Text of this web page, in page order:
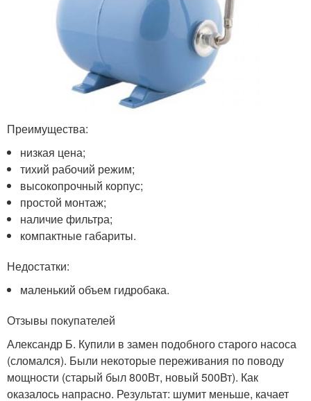
Преимущества:
низкая цена;
тихий рабочий режим;
высокопрочный корпус;
простой монтаж;
наличие фильтра;
компактные габариты.
Недостатки:
маленький объем гидробака.
Отзывы покупателей
Александр Б. Купили в замен подобного старого насоса
(сломался). Были некоторые переживания по поводу
мощности (старый был 800Вт, новый 500Вт). Как
оказалось напрасно. Результат: шумит меньше, качает